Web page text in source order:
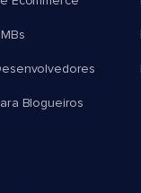
Blogueiros